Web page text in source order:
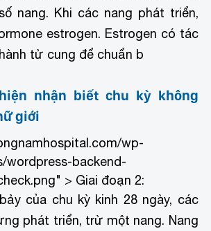
nang. Khi các nang phát triển,
estrogen. Estrogen có tác
tử cung để chuẩn b
nhận biết chu kỳ không
giới
wp-
wordpress-backend-
> Giai đoạn 2:
của chu kỳ kinh 28 ngày, các
phát triển, trừ một nang. Nang